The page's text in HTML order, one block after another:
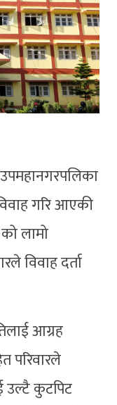
गरि आएकी
लामो
विवाह दर्ता
आग्रह
परिवारले
उल्टै कुटपिट